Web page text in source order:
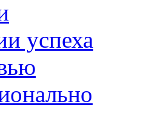
успеха